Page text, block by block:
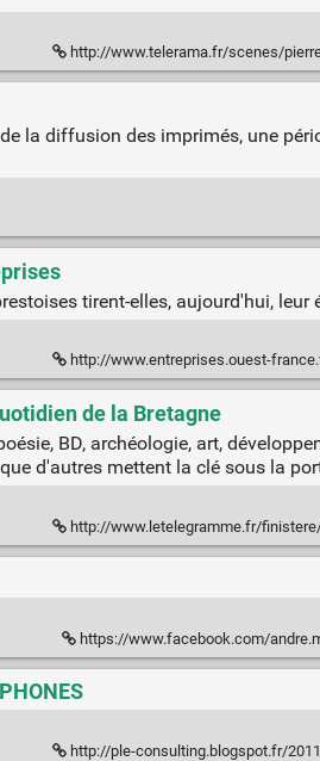
http://www.telerama.fr/scenes/pierre-bernard-
la diffusion des imprimés, une
tirent-elles, aujourd'hui, leur
http://www.entreprises.ouest-france.fr/article/
de la Bretagne
BD, archéologie, art,
d'autres mettent la clé sous la
http://www.letelegramme.fr/finistere/brest/libraires-se-specialiser-pour-mieux-resister-24-08-2015-
https://www.facebook.com/
http://ple-consulting.blogspot.fr/